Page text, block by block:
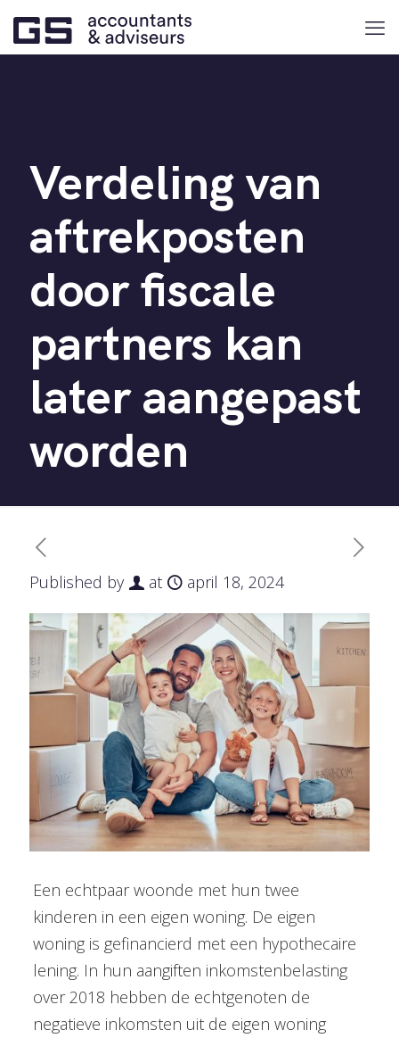
Verdeling van
aftrekposten
door fiscale
partners kan
later aangepast
worden
Published by at april 18, 2024
Een echtpaar woonde met hun twee
kinderen in een eigen woning. De eigen
woning is gefinancierd met een hypothecaire
lening. In hun aangiften inkomstenbelasting
over 2018 hebben de echtgenoten de
negatieve inkomsten uit de eigen woning